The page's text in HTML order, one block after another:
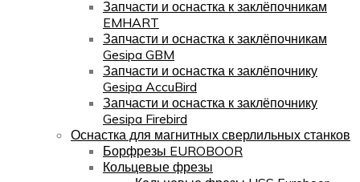
Запчасти и оснастка к заклёпочникам
EMHART
Запчасти и оснастка к заклёпочникам
Gesipa GBM
Запчасти и оснастка к заклёпочнику
Gesipa AccuBird
Запчасти и оснастка к заклёпочнику
Gesipa Firebird
Оснастка для магнитных сверлильных станков
Борфрезы EUROBOOR
Кольцевые фрезы